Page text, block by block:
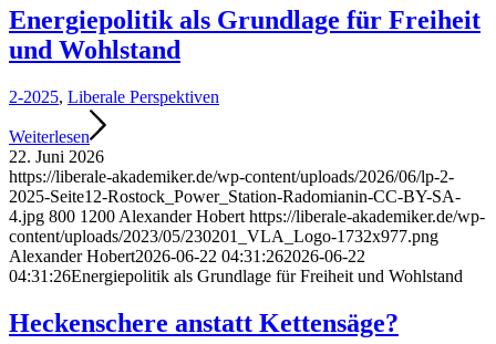
Energiepolitik als Grundlage für Freiheit
und Wohlstand
2-2025, Liberale Perspektiven
Weiterlesen
22. Juni 2026
https://liberale-akademiker.de/wp-content/uploads/2026/06/lp-2-
2025-Seite12-Rostock_Power_Station-Radomianin-CC-BY-SA-
4.jpg 800 1200 Alexander Hobert https://liberale-akademiker.de/wp-
content/uploads/2023/05/230201_VLA_Logo-1732x977.png
Alexander Hobert2026-06-22 04:31:262026-06-22
04:31:26Energiepolitik als Grundlage für Freiheit und Wohlstand
Heckenschere anstatt Kettensäge?